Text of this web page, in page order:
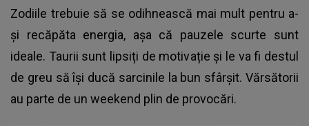
Zodiile trebuie să se odihnească mai mult pentru a-
și recăpăta energia, așa că pauzele scurte sunt
ideale. Taurii sunt lipsiți de motivație și le va fi destul
de greu să își ducă sarcinile la bun sfârșit. Vărsătorii
au parte de un weekend plin de provocări.